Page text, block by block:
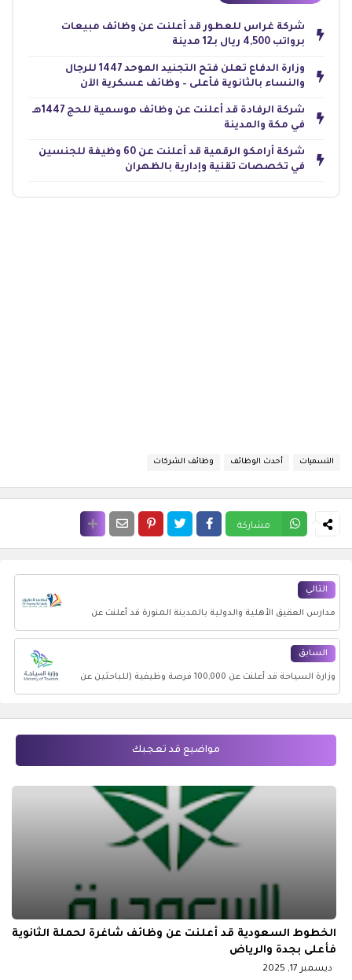
شركة غراس للعطور قد أعلنت عن وظائف مبيعات
برواتب 4,500 ريال بـ12 مدينة
وزارة الدفاع تعلن فتح التجنيد الموحد 1447 للرجال
والنساء بالثانوية فأعلى – وظائف عسكرية الآن
شركة الرفادة قد أعلنت عن وظائف موسمية للحج 1447هـ
في مكة والمدينة
شركة أرامكو الرقمية قد أعلنت عن 60 وظيفة للجنسين
في تخصصات تقنية وإدارية بالظهران
التسميات أحدث الوظائف وظائف الشركات
مشاركة
التالي
مدارس العقيق الأهلية والدولية بالمدينة المنورة قد أعلنت عن
توفير وظائف شاغرة تعليمية بجميع التخصصات
السابق
وزارة السياحة قد أعلنت عن 100,000 فرصة وظيفية (للباحثين عن
مواضيع قد تعجبك
الخطوط السعودية قد أعلنت عن وظائف شاغرة لحملة الثانوية
فأعلى بجدة والرياض
ديسمبر 17, 2025